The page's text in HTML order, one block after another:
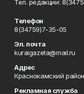
Тел. редакции:
Телефон
8(34759)7-35-05
Эл. почта
kuraigazeta@mail.ru
Адрес
Краснокамский
Рекламная служба